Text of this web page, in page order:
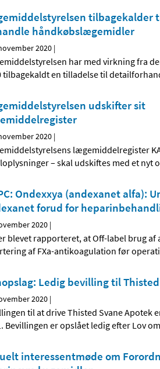
tilbagekalder
håndkøbslægemidler
2020 |
har med virkning fra
tilbagekaldt en tilladelse til
udskifter sit
2020 |
lægemiddelregister
– skal udskiftes med et nyt
Ondexxya (andexanet alfa):
forud for
2020 |
blevet rapporteret, at Off-label brug af
af FXa-antikoagulation før
Ledig bevilling til
2020 |
til at drive Thisted Svane Apotek
Bevillingen er opslået ledig efter Lov om
interessentmøde om